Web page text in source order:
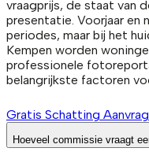
vraagprijs, de staat van
presentatie. Voorjaar en
periodes, maar bij het
Kempen worden
professionele
belangrijkste factoren
Gratis Schatting
Hoeveel commissie vraagt